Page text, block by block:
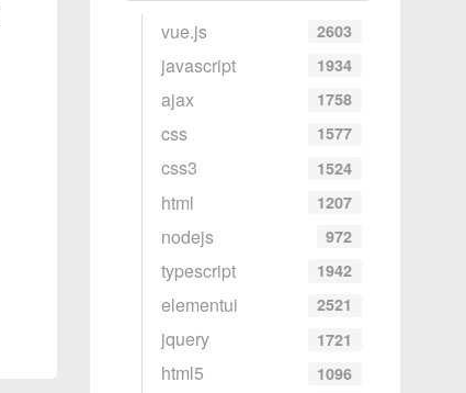
vue.js 2603
javascript 1934
ajax 1758
css 1577
css3 1524
html 1207
nodejs 972
typescript 1942
elementui 2521
jquery 1721
html5 1096